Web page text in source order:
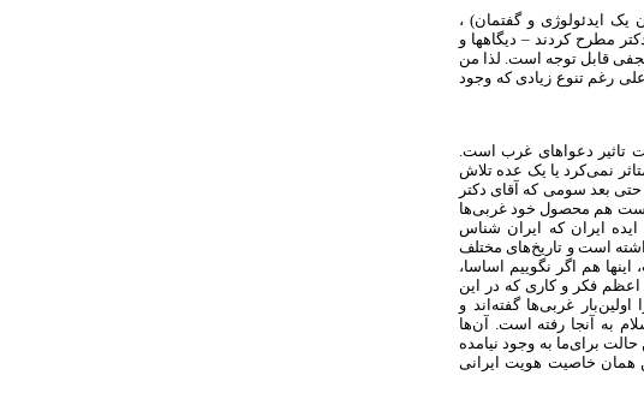
یک ایدئولوژی و گفتمان) ،
مطرح کردند – دیگاه­ها و
قابل توجه است. لذا من
رغم تنوع زیادی که وجود
تاثیر دعواهای غرب است.
نمی‌کرد یا یک عده تلاش
حتی بعد سومی که آقای دکتر
است هم محصول خود غربی‌ها
ایران که ایران شناس
است و تاریخ‌های مختلف
هم اگر نگوییم اساسا،
فکر و کاری که در این
غربی‌ها گفته‌‌اند و
به آنجا رفته است. آن‌ها
برای‌ما به وجود نیامده
خاصیت هویت ایرانی